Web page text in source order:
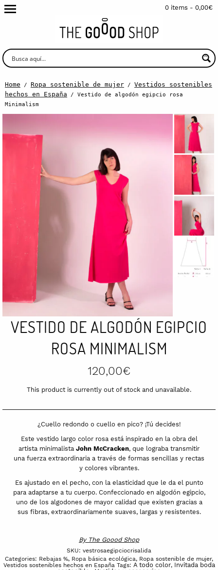
0 items - 0,00€
Home / Ropa sostenible de mujer / Vestidos sostenibles
hechos en España / Vestido de algodón egipcio rosa
Minimalism
VESTIDO DE ALGODÓN EGIPCIO
ROSA MINIMALISM
120,00€
This product is currently out of stock and unavailable.
¿Cuello redondo o cuello en pico? ¡Tú decides!
Este vestido largo color rosa está inspirado en la obra del
artista minimalista John McCracken, que lograba transmitir
una fuerza extraordinaria a través de formas sencillas y rectas
y colores vibrantes.
Es ajustado en el pecho, con la elasticidad que le da el punto
para adaptarse a tu cuerpo. Confeccionado en algodón egipcio,
uno de los algodones de mayor calidad que existen gracias a
sus fibras, extraordinariamente suaves, largas y resistentes.
By The Goood Shop
SKU: vestrosaegipciocrisalida
Categories: Rebajas %, Ropa básica ecológica, Ropa sostenible de mujer,
Vestidos sostenibles hechos en España Tags: A todo color, Invitada boda